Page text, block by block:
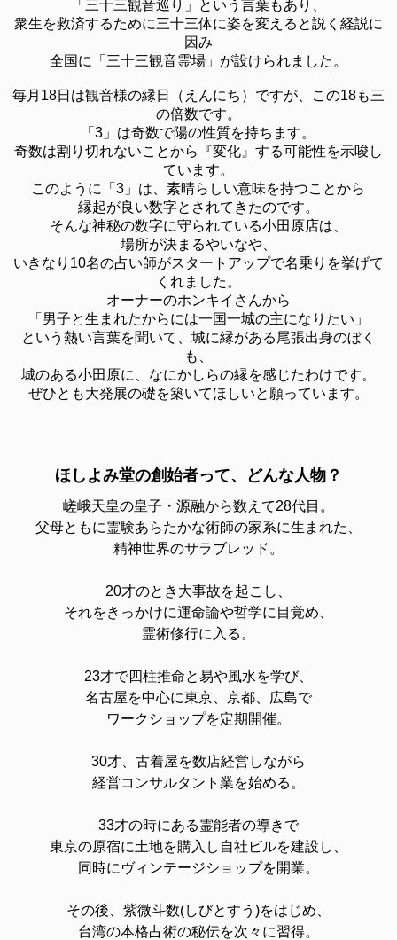
「三十三観音巡り」という言葉もあり、
衆生を救済するために三十三体に姿を変えると説く経説に
因み
全国に「三十三観音霊場」が設けられました。
毎月18日は観音様の縁日（えんにち）ですが、この18も三
の倍数です。
「3」は奇数で陽の性質を持ちます。
奇数は割り切れないことから『変化』する可能性を示唆し
ています。
このように「3」は、素晴らしい意味を持つことから
縁起が良い数字とされてきたのです。
そんな神秘の数字に守られている小田原店は、
場所が決まるやいなや、
いきなり10名の占い師がスタートアップで名乗りを挙げて
くれました。
オーナーのホンキイさんから
「男子と生まれたからには一国一城の主になりたい」
という熱い言葉を聞いて、城に縁がある尾張出身のぼく
も、
城のある小田原に、なにかしらの縁を感じたわけです。
ぜひとも大発展の礎を築いてほしいと願っています。
ほしよみ堂の創始者って、どんな人物？
嵯峨天皇の皇子・源融から数えて28代目。
父母ともに霊験あらたかな術師の家系に生まれた、
精神世界のサラブレッド。
20才のとき大事故を起こし、
それをきっかけに運命論や哲学に目覚め、
霊術修行に入る。
23才で四柱推命と易や風水を学び、
名古屋を中心に東京、京都、広島で
ワークショップを定期開催。
30才、古着屋を数店経営しながら
経営コンサルタント業を始める。
33才の時にある霊能者の導きで
東京の原宿に土地を購入し自社ビルを建設し、
同時にヴィンテージショップを開業。
その後、紫微斗数(しびとすう)をはじめ、
台湾の本格占術の秘伝を次々に習得。